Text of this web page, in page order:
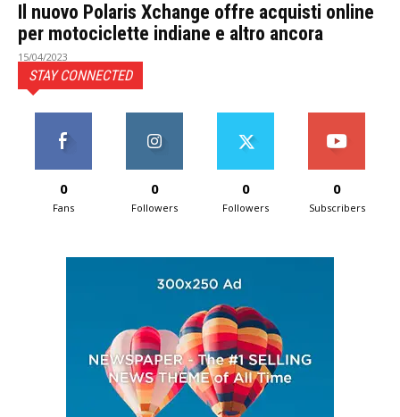
Il nuovo Polaris Xchange offre acquisti online
per motociclette indiane e altro ancora
15/04/2023
STAY CONNECTED
0
Fans
0
Followers
0
Followers
0
Subscribers